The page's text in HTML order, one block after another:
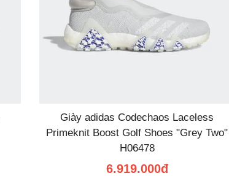
Giày adidas Codechaos Laceless
Primeknit Boost Golf Shoes "Grey Two"
H06478
6.919.000đ